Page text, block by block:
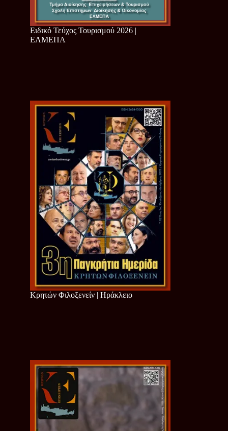
Ειδικό Τεύχος Τουρισμού 2026 |
ΕΛΜΕΠΑ
Κρητών Φιλοξενείν | Ηράκλειο